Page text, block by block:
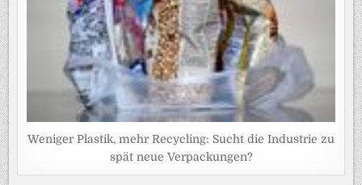
Weniger Plastik, mehr Recycling: Sucht die Industrie zu
spät neue Verpackungen?